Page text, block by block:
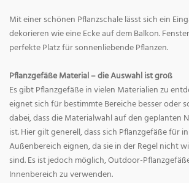
Mit einer schönen Pflanzschale lässt sich ein
dekorieren wie eine Ecke auf dem Balkon.
perfekte Platz für sonnenliebende Pflanzen.
Pflanzgefäße Material – die Auswahl ist groß
Es gibt Pflanzgefäße in vielen Materialien zu
eignet sich für bestimmte Bereiche besser oder
dabei, dass die Materialwahl auf den geplanten
ist. Hier gilt generell, dass sich Pflanzgefäße für
Außenbereich eignen, da sie in der Regel nicht
sind. Es ist jedoch möglich, Outdoor-
Innenbereich zu verwenden.